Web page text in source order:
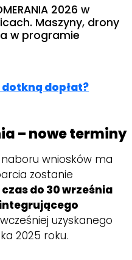
2026 w
Maszyny, drony
w programie
dotkną dopłat?
– nowe terminy
wniosków ma
zostanie
czas do 30 września
uzyskanego
2025 roku.